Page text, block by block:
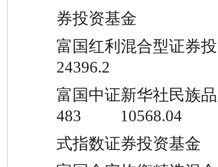
券投资基金
富国红利混合型证券投
24396.2
富国中证新华社民族
483          10568.04
式指数证券投资基金